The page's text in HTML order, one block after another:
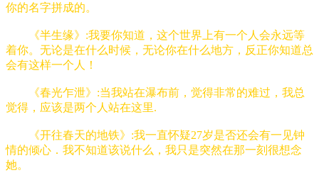
你的名字拼成的。
《半生缘》:我要你知道，这个世界上有一个人会永远等
着你。无论是在什么时候，无论你在什么地方，反正你知道总
会有这样一个人！
《春光乍泄》:当我站在瀑布前，觉得非常的难过，我总
觉得，应该是两个人站在这里.
《开往春天的地铁》:我一直怀疑27岁是否还会有一见钟
情的倾心．我不知道该说什么，我只是突然在那一刻很想念
她。